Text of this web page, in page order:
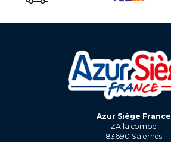
Azur Siège France
ZA la combe
83690 Salernes